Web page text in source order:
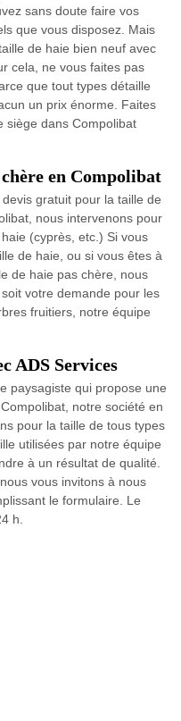
sans doute faire vos
que vous disposez. Mais
de haie bien neuf avec
cela, ne vous faites pas
que tout types détaille
un prix énorme. Faites
siège dans Compolibat
en Compolibat
gratuit pour la taille de
nous intervenons pour
(cyprès, etc.) Si vous
de haie, ou si vous êtes à
de haie pas chère, nous
votre demande pour les
fruitiers, notre équipe
ADS Services
paysagiste qui propose une
notre société en
pour la taille de tous types
utilisées par notre équipe
à un résultat de qualité.
vous invitons à nous
le formulaire. Le
h.